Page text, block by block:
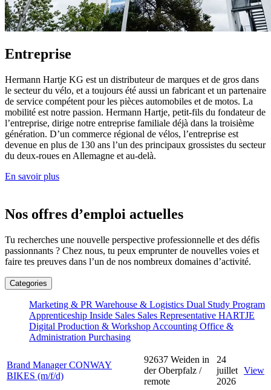
Entreprise
Hermann Hartje KG est un distributeur de marques et de gros dans
le secteur du vélo, et a toujours été aussi un fabricant et un partenaire
de service compétent pour les pièces automobiles et de motos. La
mobilité est notre passion. Hermann Hartje, petit-fils du fondateur de
l’entreprise, dirige notre entreprise familiale déjà dans la troisième
génération. D’un commerce régional de vélos, l’entreprise est
devenue en plus de 130 ans l’un des principaux grossistes du secteur
du deux-roues en Allemagne et au-delà.
En savoir plus
Nos offres d’emploi actuelles
Tu recherches une nouvelle perspective professionnelle et des défis
passionnants ? Chez nous, tu peux emprunter de nouvelles voies et
faire tes preuves dans l’un de nos nombreux domaines d’activité.
Categories
Marketing & PR Warehouse & Logistics Dual Study Program
Apprenticeship Inside Sales Sales Representative HARTJE
Digital Production & Workshop Accounting Office &
Administration Purchasing
Brand Manager CONWAY
BIKES (m/f/d)
92637 Weiden in
der Oberpfalz /
remote
24
juillet
2026
View